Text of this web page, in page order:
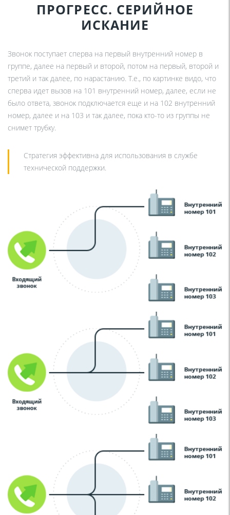
ПРОГРЕСС. СЕРИЙНОЕ
ИСКАНИЕ
Звонок поступает сперва на первый внутренний номер в
группе, далее на первый и второй, потом на первый, второй и
третий и так далее, по нарастанию. Т.е., по картинке видо, что
сперва идет вызов на 101 внутренний номер, далее, если не
было ответа, звонок подключается еще и на 102 внутренний
номер, далее и на 103 и так далее, пока кто-то из группы не
снимет трубку.
Стратегия эффективна для использования в службе
технической поддержки.